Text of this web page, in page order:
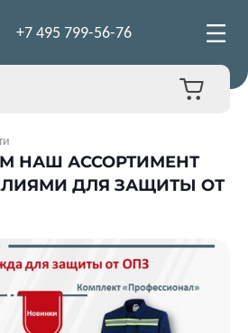
+7 495 799-56-76
НАШ АССОРТИМЕНТ
ДЛЯ ЗАЩИТЫ ОТ